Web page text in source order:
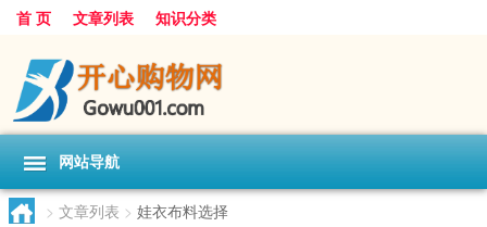
首 页 文章列表 知识分类
网站导航
> 文章列表 > 娃衣布料选择